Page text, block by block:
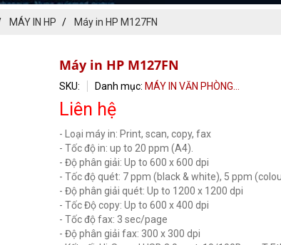
MÁY IN HP Máy in HP M127FN
Máy in HP M127FN
SKU: Danh mục: MÁY IN VĂN PHÒNG...
Liên hệ
- Loại máy in: Print, scan, copy, fax
- Tốc độ in: up to 20 ppm (A4).
- Độ phân giải: Up to 600 x 600 dpi
- Tốc độ quét: 7 ppm (black & white), 5 ppm
- Độ phân giải quét: Up to 1200 x 1200 dpi
- Tốc Độ copy: Up to 600 x 400 dpi
- Tốc độ fax: 3 sec/page
- Độ phân giải fax: 300 x 300 dpi
HOÀN THÀNH
Đăng ký tư vấn trực tiếp 24/7:0909099538